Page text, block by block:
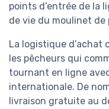
points d’entrée de la
de vie du moulinet de
La logistique d’achat
les pêcheurs qui
tournant en ligne
internationale. De
livraison gratuite au